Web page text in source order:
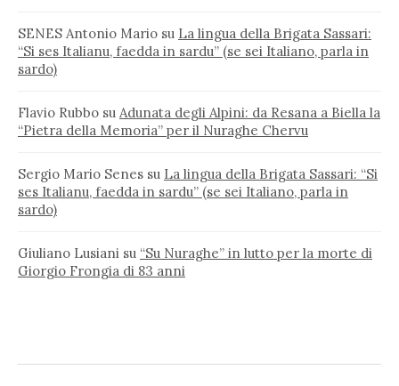
SENES Antonio Mario su La lingua della Brigata Sassari:
“Si ses Italianu, faedda in sardu” (se sei Italiano, parla in
sardo)
Flavio Rubbo su Adunata degli Alpini: da Resana a Biella la
“Pietra della Memoria” per il Nuraghe Chervu
Sergio Mario Senes su La lingua della Brigata Sassari: “Si
ses Italianu, faedda in sardu” (se sei Italiano, parla in
sardo)
Giuliano Lusiani su “Su Nuraghe” in lutto per la morte di
Giorgio Frongia di 83 anni